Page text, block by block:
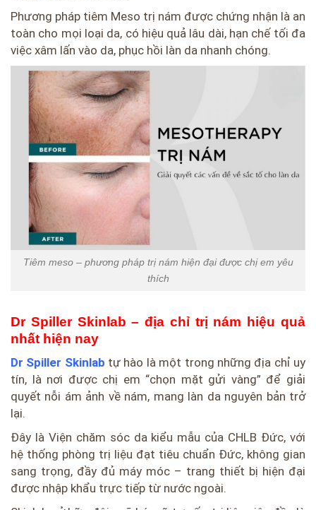
Phương pháp tiêm Meso trị nám được chứng nhận là an
toàn cho mọi loại da, có hiệu quả lâu dài, hạn chế tối đa
việc xâm lấn vào da, phục hồi làn da nhanh chóng.
Tiêm meso – phương pháp trị nám hiện đại được chị em yêu
thích
Dr Spiller Skinlab – địa chỉ trị nám hiệu quả
nhất hiện nay
Dr Spiller Skinlab tự hào là một trong những địa chỉ uy
tín, là nơi được chị em “chọn mặt gửi vàng” để giải
quyết nỗi ám ảnh về nám, mang làn da nguyên bản trở
lại.
Đây là Viện chăm sóc da kiểu mẫu của CHLB Đức, với
hệ thống phòng trị liệu đạt tiêu chuẩn Đức, không gian
sang trọng, đầy đủ máy móc – trang thiết bị hiện đại
được nhập khẩu trực tiếp từ nước ngoài.